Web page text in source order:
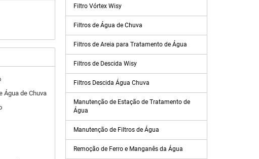
Água de Chuva
Filtro Vórtex Wisy
Filtros de Água de Chuva
Filtros de Areia para Tratamento de Água
Filtros de Descida Wisy
Filtros Descida Água Chuva
Manutenção de Estação de Tratamento de
Água
Manutenção de Filtros de Água
Remoção de Ferro e Manganês da Água